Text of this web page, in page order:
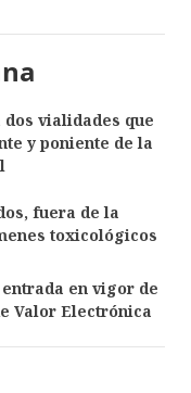
vialidades que
y poniente de la
fuera de la
toxicológicos
en vigor de
Valor Electrónica